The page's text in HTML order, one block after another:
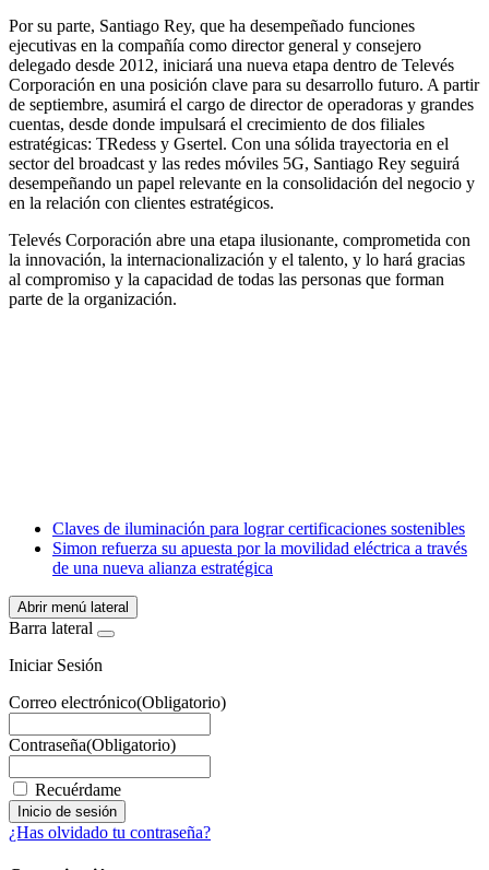
Por su parte, Santiago Rey, que ha desempeñado funciones
ejecutivas en la compañía como director general y consejero
delegado desde 2012, iniciará una nueva etapa dentro de Televés
Corporación en una posición clave para su desarrollo futuro. A partir
de septiembre, asumirá el cargo de director de operadoras y grandes
cuentas, desde donde impulsará el crecimiento de dos filiales
estratégicas: TRedess y Gsertel. Con una sólida trayectoria en el
sector del broadcast y las redes móviles 5G, Santiago Rey seguirá
desempeñando un papel relevante en la consolidación del negocio y
en la relación con clientes estratégicos.
Televés Corporación abre una etapa ilusionante, comprometida con
la innovación, la internacionalización y el talento, y lo hará gracias
al compromiso y la capacidad de todas las personas que forman
parte de la organización.
WhatsApp
Claves de iluminación para lograr certificaciones sostenibles
Simon refuerza su apuesta por la movilidad eléctrica a través
de una nueva alianza estratégica
Abrir menú lateral
Barra lateral
Iniciar Sesión
Correo electrónico(Obligatorio)
Contraseña(Obligatorio)
Recuérdame
¿Has olvidado tu contraseña?